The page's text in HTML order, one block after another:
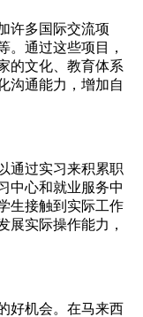
多国际交流项
。通过这些项目，
的文化、教育体系
沟通能力，增加自
过实习来积累职
中心和就业服务中
生接触到实际工作
展实际操作能力，
机会。在马来西